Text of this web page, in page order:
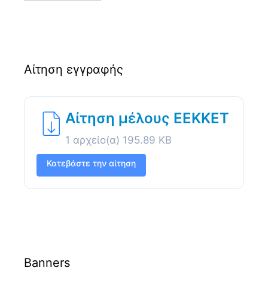
Αίτηση εγγραφής
Αίτηση μέλους ΕΕΚΚΕΤ
1 αρχείο(α) 195.89 KB
Κατεβάστε την αίτηση
Banners